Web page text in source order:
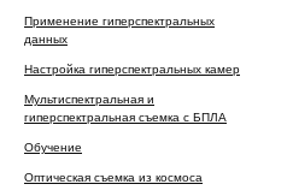
Применение гиперспектральных
данных
Настройка гиперспектральных камер
Мультиспектральная и
гиперспектральная съемка с БПЛА
Обучение
Оптическая съемка из космоса